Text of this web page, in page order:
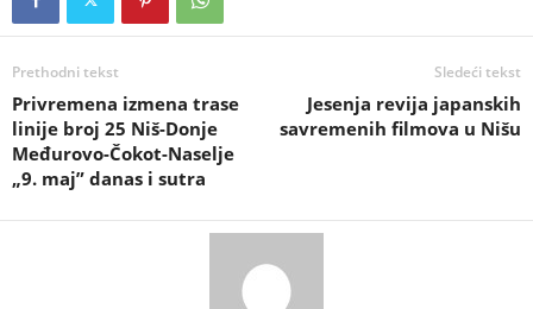
Prethodni tekst
Privremena izmena trase
linije broj 25 Niš-Donje
Međurovo-Čokot-Naselje
„9. maj” danas i sutra
Sledeći tekst
Jesenja revija japanskih
savremenih filmova u Nišu